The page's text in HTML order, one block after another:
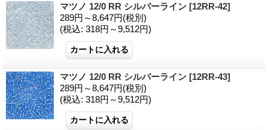
マツノ 12/0 RR シルバーライン [12RR-42]
289円～8,647円(税別)
(税込: 318円～9,512円)
マツノ 12/0 RR シルバーライン [12RR-43]
289円～8,647円(税別)
(税込: 318円～9,512円)